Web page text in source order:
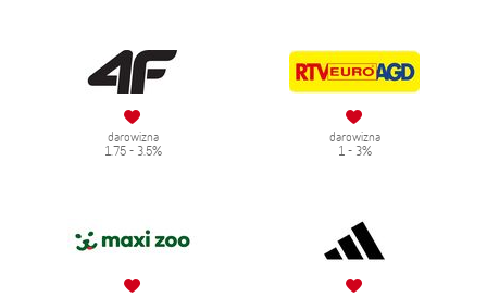
darowizna
1.75 - 3.5%
darowizna
1 - 3%